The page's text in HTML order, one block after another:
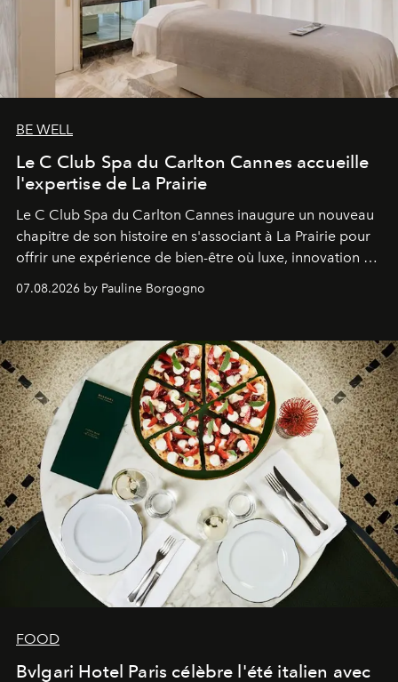
BE WELL
Le C Club Spa du Carlton Cannes accueille
l'expertise de La Prairie
Le C Club Spa du Carlton Cannes inaugure un nouveau
chapitre de son histoire en s'associant à La Prairie pour
offrir une expérience de bien-être où luxe, innovation et
expertise se rencontrent.
07.08.2026 by Pauline Borgogno
FOOD
Bvlgari Hotel Paris célèbre l'été italien avec